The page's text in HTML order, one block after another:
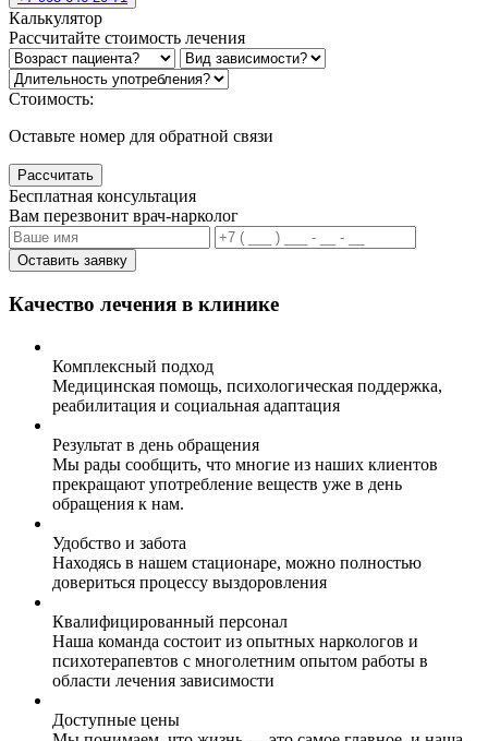
Калькулятор
Рассчитайте стоимость лечения
Стоимость:
Оставьте номер для обратной связи
Рассчитать
Бесплатная консультация
Вам перезвонит врач-нарколог
Оставить заявку
Качество лечения в клинике
Комплексный подход
Медицинская помощь, психологическая поддержка,
реабилитация и социальная адаптация
Результат в день обращения
Мы рады сообщить, что многие из наших клиентов
прекращают употребление веществ уже в день
обращения к нам.
Удобство и забота
Находясь в нашем стационаре, можно полностью
довериться процессу выздоровления
Квалифицированный персонал
Наша команда состоит из опытных наркологов и
психотерапевтов с многолетним опытом работы в
области лечения зависимости
Доступные цены